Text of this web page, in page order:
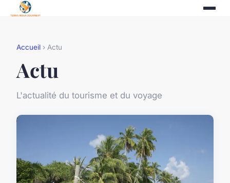
Accueil › Actu
Actu
L'actualité du tourisme et du voyage